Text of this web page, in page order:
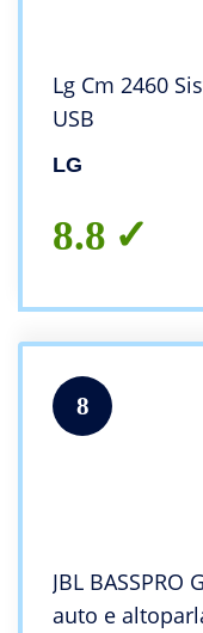
Lg Cm 2460
USB
LG
8.8
8
JBL
auto e